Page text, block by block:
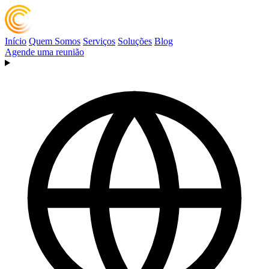
Início Quem Somos Serviços Soluções Blog
Agende uma reunião